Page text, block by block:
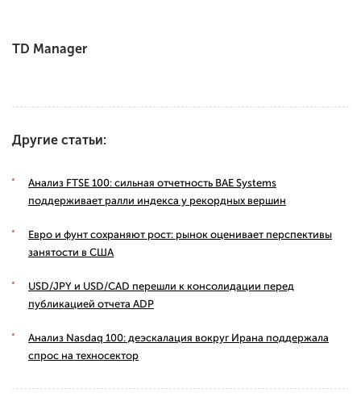
TD Manager
Другие статьи:
Анализ FTSE 100: сильная отчетность BAE Systems
поддерживает ралли индекса у рекордных вершин
Евро и фунт сохраняют рост: рынок оценивает перспективы
занятости в США
USD/JPY и USD/CAD перешли к консолидации перед
публикацией отчета ADP
Анализ Nasdaq 100: деэскалация вокруг Ирана поддержала
спрос на техносектор